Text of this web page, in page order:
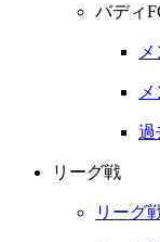
バディ
過
リーグ戦
リーグ